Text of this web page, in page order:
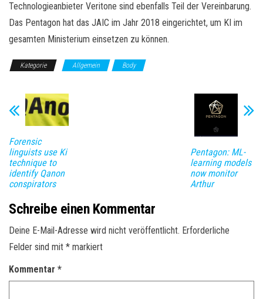
Technologieanbieter Veritone sind ebenfalls Teil der Vereinbarung.
Das Pentagon hat das JAIC im Jahr 2018 eingerichtet, um KI im
gesamten Ministerium einsetzen zu können.
Kategorie Allgemein Body
Forensic
linguists use Ki
technique to
identify Qanon
conspirators
Pentagon: ML-
learning models
now monitor
Arthur
Schreibe einen Kommentar
Deine E-Mail-Adresse wird nicht veröffentlicht. Erforderliche
Felder sind mit * markiert
Kommentar *